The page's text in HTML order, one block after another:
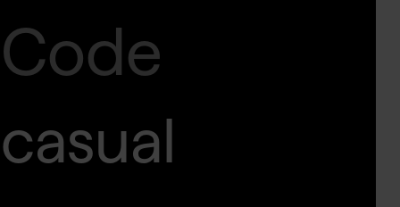
Code
casual